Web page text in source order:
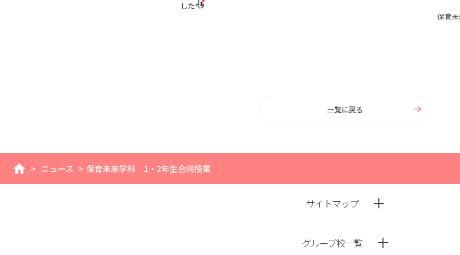
した
保育
一覧に戻る
home
> ニュース > 保育未来学科 1・2年生合同授業
サイトマップ
グループ校一覧